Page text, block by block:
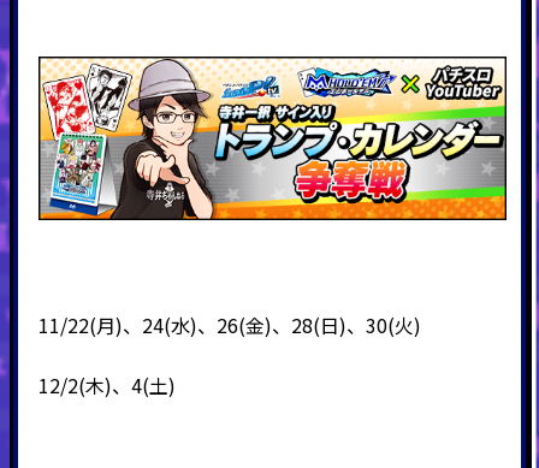
11/22(月)、24(水)、26(金)、28(日)、30(火)
12/2(木)、4(土)